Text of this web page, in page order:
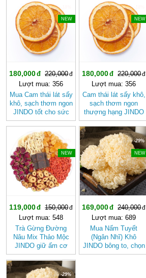
NEW
180,000
220,000
Lượt mua: 356
Mua Cam thái lát sấy
khô, sạch thơm ngon
JINDO tốt cho sức
khỏe
NEW
180,000
220,000
Lượt mua: 356
Cam thái lát sấy khô,
sạch thơm ngon
thượng hạng JINDO
tốt cho sức khỏe
-20%
NEW
119,000
150,000
Lượt mua: 548
Trà Gừng Đường
Nâu Mix Thảo Mộc
JINDO giữ ấm cơ
thể
-29%
NEW
169,000
240,000
Lượt mua: 689
Mua Nấm Tuyết
(Ngân Nhĩ) Khô
JINDO bông to, chọn
lọc tốt cho sức khỏe
-29%